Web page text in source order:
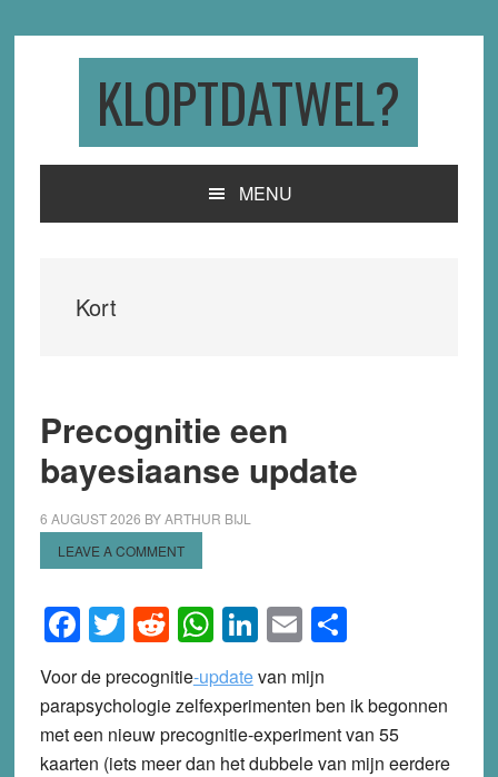
KLOPTDATWEL?
MENU
Kort
Precognitie een
bayesiaanse update
6 AUGUST 2026 BYARTHUR BIJL
LEAVE A COMMENT
Facebook
Twitter
Reddit
WhatsApp
LinkedIn
EmailShare
Voor deprecognitie-updatevan mijn
parapsychologie zelfexperimenten ben ik begonnen
met een nieuw precognitie-experiment van 55
kaarten (iets meer dan het dubbele van mijn eerdere